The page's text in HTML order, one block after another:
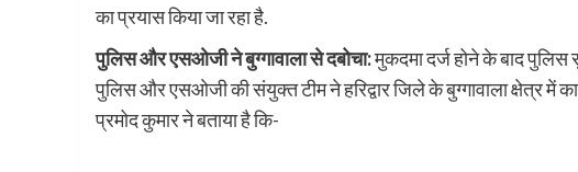
का प्रयास किया जा रहा है.
पुलिस और एसओजी ने बुग्गावाला से दबोचा:मुकदमा दर्ज होने के बाद पुलिस
पुलिस और एसओजी की संयुक्त टीम ने हरिद्वार जिले के बुग्गावाला क्षेत्र में
प्रमोद कुमार ने बताया है कि-